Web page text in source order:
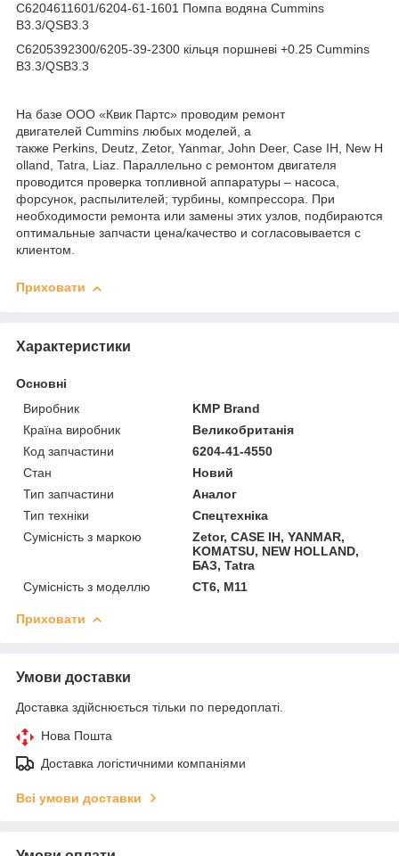
C6204611601/6204-61-1601 Помпа водяна Cummins
B3.3/QSB3.3
C6205392300/6205-39-2300 кільця поршневі +0.25 Cummins
B3.3/QSB3.3
На базе ООО «Квик Партс» проводим ремонт
двигателей Cummins любых моделей, а
также Perkins, Deutz, Zetor, Yanmar, John Deer, Case IH, New H
olland, Tatra, Liaz. Параллельно с ремонтом двигателя
проводится проверка топливной аппаратуры – насоса,
форсунок, распылителей; турбины, компрессора. При
необходимости ремонта или замены этих узлов, подбираются
оптимальные запчасти цена/качество и согласовывается с
клиентом.
Приховати
Характеристики
Основні
Виробник
KMP Brand
Країна виробник
Великобританія
Код запчастини
6204-41-4550
Стан
Новий
Тип запчастини
Аналог
Тип техніки
Спецтехніка
Сумісність з маркою
Zetor, CASE IH, YANMAR,
KOMATSU, NEW HOLLAND,
БАЗ, Tatra
Сумісність з моделлю
CT6, M11
Приховати
Умови доставки
Доставка здійснюється тільки по передоплаті.
Нова Пошта
Доставка логістичними компаніями
Всі умови доставки